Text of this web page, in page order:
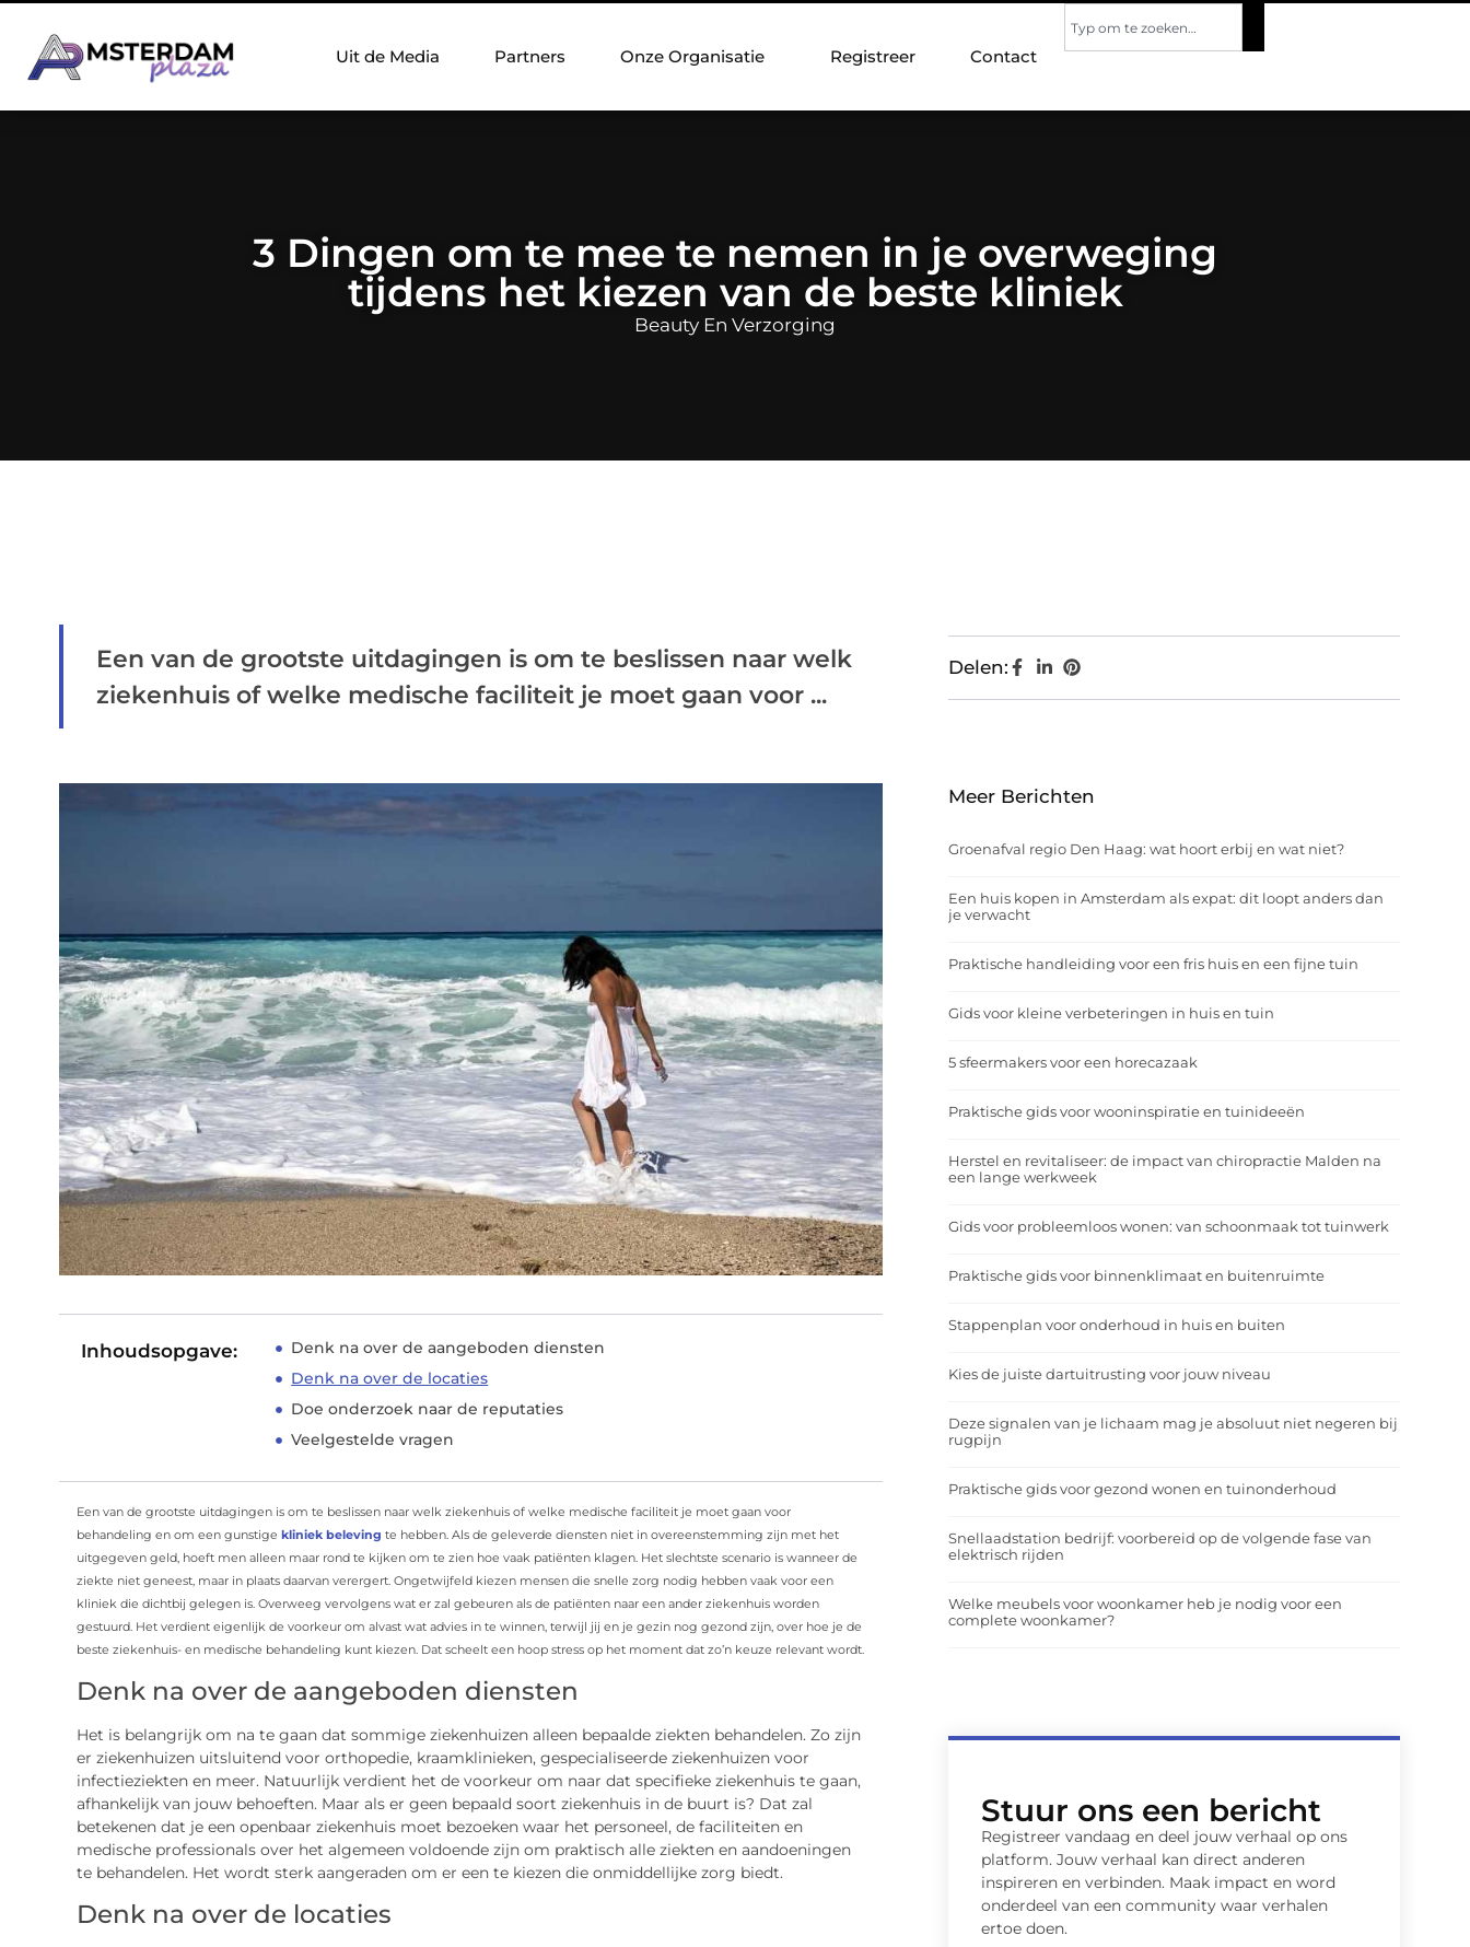
Uit de Media Partners Onze Organisatie Registreer Contact
3 Dingen om te mee te nemen in je overweging
tijdens het kiezen van de beste kliniek
Beauty En Verzorging
Een van de grootste uitdagingen is om te beslissen naar welk
ziekenhuis of welke medische faciliteit je moet gaan voor ...
Inhoudsopgave:
Denk na over de aangeboden diensten
Denk na over de locaties
Doe onderzoek naar de reputaties
Veelgestelde vragen
Een van de grootste uitdagingen is om te beslissen naar welk ziekenhuis of welke medische faciliteit je moet gaan voor
behandeling en om een ​​gunstige kliniek beleving te hebben. Als de geleverde diensten niet in overeenstemming zijn met het
uitgegeven geld, hoeft men alleen maar rond te kijken om te zien hoe vaak patiënten klagen. Het slechtste scenario is wanneer de
ziekte niet geneest, maar in plaats daarvan verergert. Ongetwijfeld kiezen mensen die snelle zorg nodig hebben vaak voor een
kliniek die dichtbij gelegen is. Overweeg vervolgens wat er zal gebeuren als de patiënten naar een ander ziekenhuis worden
gestuurd. Het verdient eigenlijk de voorkeur om alvast wat advies in te winnen, terwijl jij en je gezin nog gezond zijn, over hoe je de
beste ziekenhuis- en medische behandeling kunt kiezen. Dat scheelt een hoop stress op het moment dat zo’n keuze relevant wordt.
Denk na over de aangeboden diensten
Het is belangrijk om na te gaan dat sommige ziekenhuizen alleen bepaalde ziekten behandelen. Zo zijn
er ziekenhuizen uitsluitend voor orthopedie, kraamklinieken, gespecialiseerde ziekenhuizen voor
infectieziekten en meer. Natuurlijk verdient het de voorkeur om naar dat specifieke ziekenhuis te gaan,
afhankelijk van jouw behoeften. Maar als er geen bepaald soort ziekenhuis in de buurt is? Dat zal
betekenen dat je een openbaar ziekenhuis moet bezoeken waar het personeel, de faciliteiten en
medische professionals over het algemeen voldoende zijn om praktisch alle ziekten en aandoeningen
te behandelen. Het wordt sterk aangeraden om er een te kiezen die onmiddellijke zorg biedt.
Denk na over de locaties
Delen:
Meer Berichten
Groenafval regio Den Haag: wat hoort erbij en wat niet?
Een huis kopen in Amsterdam als expat: dit loopt anders dan
je verwacht
Praktische handleiding voor een fris huis en een fijne tuin
Gids voor kleine verbeteringen in huis en tuin
5 sfeermakers voor een horecazaak
Praktische gids voor wooninspiratie en tuinideeën
Herstel en revitaliseer: de impact van chiropractie Malden na
een lange werkweek
Gids voor probleemloos wonen: van schoonmaak tot tuinwerk
Praktische gids voor binnenklimaat en buitenruimte
Stappenplan voor onderhoud in huis en buiten
Kies de juiste dartuitrusting voor jouw niveau
Deze signalen van je lichaam mag je absoluut niet negeren bij
rugpijn
Praktische gids voor gezond wonen en tuinonderhoud
Snellaadstation bedrijf: voorbereid op de volgende fase van
elektrisch rijden
Welke meubels voor woonkamer heb je nodig voor een
complete woonkamer?
Stuur ons een bericht
Registreer vandaag en deel jouw verhaal op ons
platform. Jouw verhaal kan direct anderen
inspireren en verbinden. Maak impact en word
onderdeel van een community waar verhalen
ertoe doen.